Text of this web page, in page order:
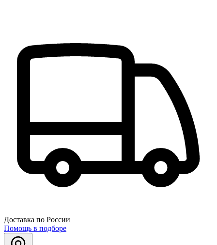
Доставка по России
Помощь в подборе